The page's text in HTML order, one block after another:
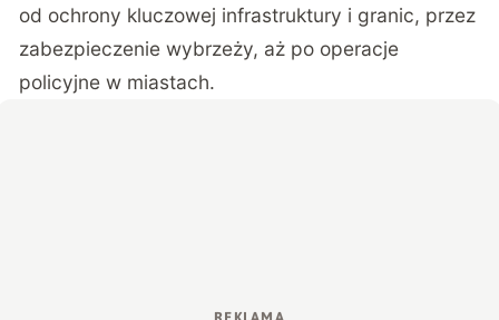
od ochrony kluczowej infrastruktury i granic, przez
zabezpieczenie wybrzeży, aż po operacje
policyjne w miastach.